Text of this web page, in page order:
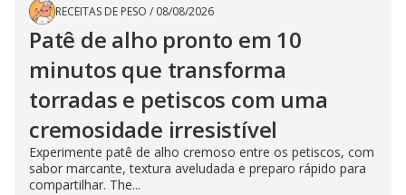
RECEITAS DE PESO / 08/08/2026
Patê de alho pronto em 10
minutos que transforma
torradas e petiscos com uma
cremosidade irresistível
Experimente patê de alho cremoso entre os petiscos, com
sabor marcante, textura aveludada e preparo rápido para
compartilhar. The...